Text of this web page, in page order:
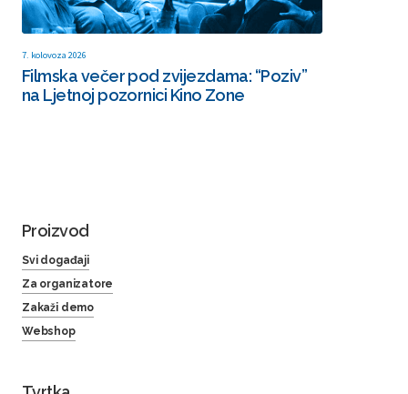
7. kolovoza 2026
Filmska večer pod zvijezdama: “Poziv”
na Ljetnoj pozornici Kino Zone
Proizvod
Svi događaji
Za organizatore
Zakaži demo
Webshop